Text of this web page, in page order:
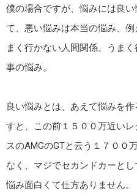
僕の場合ですが、悩みには良
て、悪い悩みは本当の悩み、
まく行かない人間関係、うま
事の悩み。
良い悩みとは、あえて悩みを
すと、この前１５００万近い
スのAMGのGTと云う１７００
なく、マジでセカンドカーと
悩み面白くて仕方ありません。